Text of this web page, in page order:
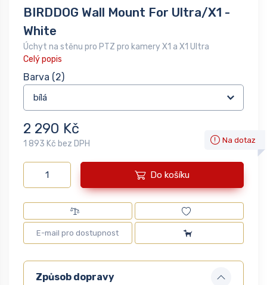
BIRDDOG Wall Mount For Ultra/X1 -
White
Úchyt na stěnu pro PTZ pro kamery X1 a X1 Ultra
Celý popis
Barva (2)
2 290 Kč
1 893 Kč bez DPH Na dotaz
Do košíku
Způsob dopravy